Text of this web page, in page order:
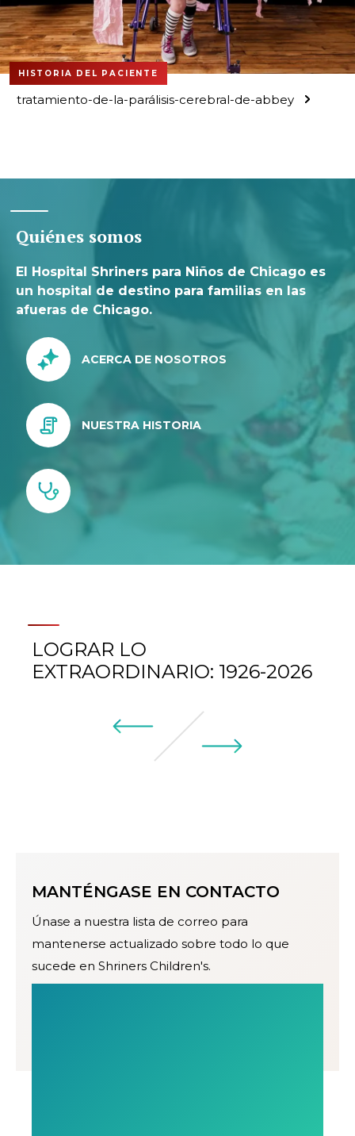
HISTORIA DEL PACIENTE
tratamiento-de-la-parálisis-cerebral-de-abbey
Quiénes somos
El Hospital Shriners para Niños de Chicago es
un hospital de destino para familias en las
afueras de Chicago.
ACERCA DE NOSOTROS
NUESTRA HISTORIA
LOGRAR LO
EXTRAORDINARIO: 1926-2026
MANTÉNGASE EN CONTACTO
Únase a nuestra lista de correo para
mantenerse actualizado sobre todo lo que
sucede en Shriners Children's.